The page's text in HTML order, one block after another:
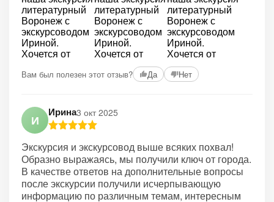
Вам был полезен этот отзыв? Да Нет
И
Ирина3 окт 2025
Экскурсия и экскурсовод выше всяких похвал!
Образно выражаясь, мы получили ключ от города.
В качестве ответов на дополнительные вопросы
после экскурсии получили исчерпывающую
информацию по различным темам, интересным